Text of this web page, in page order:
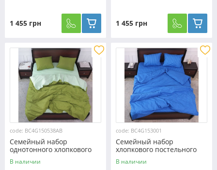
1 455 грн 1 455 грн
code: BC4G150538AB
Семейный набор
однотонного хлопкового
постельного белья из Бязи
"Gold" №150538AB
В наличии
code: BC4G153001
Семейный набор
хлопкового постельного
белья в полоску из Бязи
"Gold" №153001
В наличии